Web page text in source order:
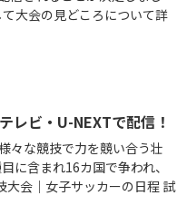
大会の見どころについて詳
レビ・U-NEXTで配信！
々な競技で力を競い合う壮
に含まれ16カ国で争われ、
大会｜女子サッカーの日程 試